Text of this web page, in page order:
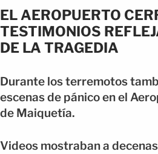
EL AEROPUERTO
TESTIMONIOS
DE LA TRAGEDIA
Durante los terremotos
escenas de pánico en el
de Maiquetía.
Videos mostraban a